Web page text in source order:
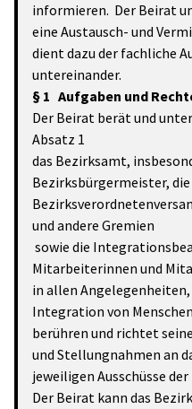
informieren. Der Beirat
eine Austausch- und
dient dazu der fachliche
untereinander.
§ 1 Aufgaben und
Der Beirat berät und
Absatz 1
das Bezirksamt,
Bezirksbürgermeister, die
und andere Gremien
sowie die
Mitarbeiterinnen und
in allen
Integration von
berühren und richtet
und Stellungnahmen an
jeweiligen Ausschüsse der
Der Beirat kann das